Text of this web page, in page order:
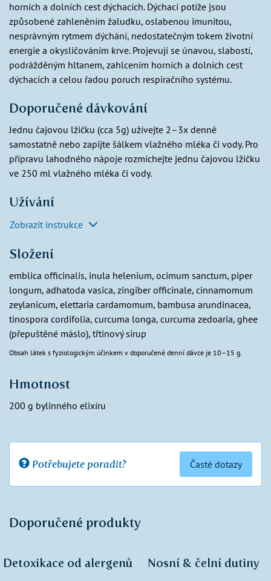
horních a dolních cest dýchacích. Dýchací potíže jsou
způsobené zahleněním žaludku, oslabenou imunitou,
nesprávným rytmem dýchání, nedostatečným tokem životní
energie a okysličováním krve. Projevují se únavou, slabostí,
podrážděným hltanem, zahlcením horních a dolních cest
dýchacích a celou řadou poruch respiračního systému.
Doporučené dávkování
Jednu čajovou lžičku (cca 5g) užívejte 2–3x denně
samostatně nebo zapijte šálkem vlažného mléka či vody. Pro
přípravu lahodného nápoje rozmíchejte jednu čajovou lžičku
ve 250 ml vlažného mléka či vody.
Užívání
Zobrazit instrukce
Složení
emblica officinalis, inula helenium, ocimum sanctum, piper
longum, adhatoda vasica, zingiber officinale, cinnamomum
zeylanicum, elettaria cardamomum, bambusa arundinacea,
tinospora cordifolia, curcuma longa, curcuma zedoaria, ghee
(přepuštěné máslo), třtinový sirup
Obsah látek s fyziologickým účinkem v doporučené denní dávce je 10–15 g.
Hmotnost
200 g bylinného elixíru
Potřebujete poradit? Časté dotazy
Doporučené produkty
Detoxikace od alergenů Nosní & čelní dutiny